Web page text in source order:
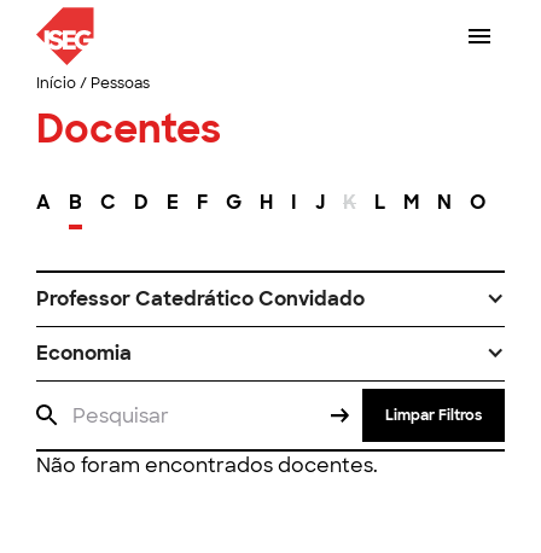
Início/ Pessoas
Docentes
A B C D E F G H I J K L M N O
Professor Catedrático Convidado
Economia
Limpar Filtros
Não foram encontrados docentes.